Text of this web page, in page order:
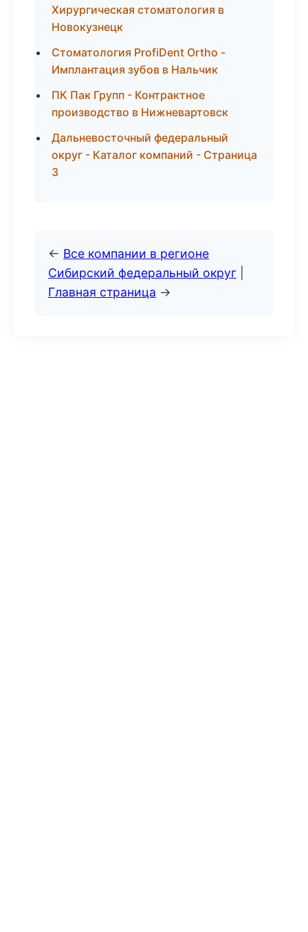
Хирургическая стоматология в
Новокузнецк
Стоматология ProfiDent Ortho -
Имплантация зубов в Нальчик
ПК Пак Групп - Контрактное
производство в Нижневартовск
Дальневосточный федеральный
округ - Каталог компаний - Страница
3
← Все компании в регионе
Сибирский федеральный округ
Главная страница →